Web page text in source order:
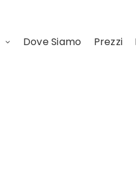
Dove Siamo Prezzi